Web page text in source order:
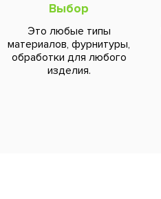
Выбор
Это любые типы
материалов, фурнитуры,
обработки для любого
изделия.